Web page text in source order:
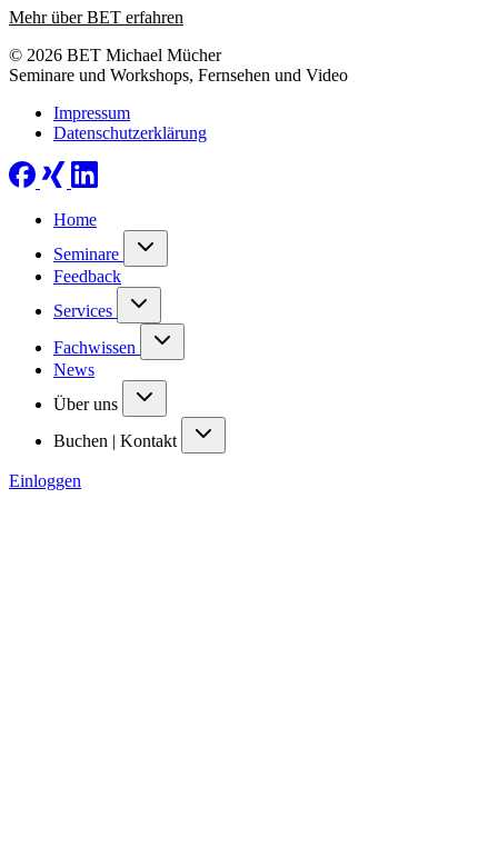
Mehr über BET erfahren
© 2026 BET Michael Mücher
Seminare und Workshops, Fernsehen und Video
Impressum
Datenschutzerklärung
Home
Seminare
Feedback
Services
Fachwissen
News
Über uns
Buchen | Kontakt
Einloggen